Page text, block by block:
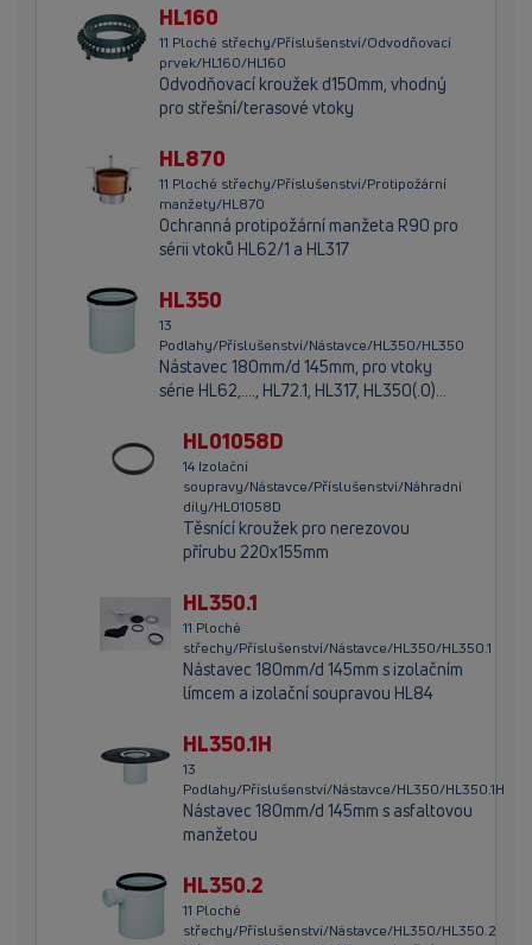
HL160
11 Ploché střechy/Příslušenství/Odvodňovací
prvek/HL160/HL160
Odvodňovací kroužek d150mm, vhodný
pro střešní/terasové vtoky
HL870
11 Ploché střechy/Příslušenství/Protipožární
manžety/HL870
Ochranná protipožární manžeta R90 pro
sérii vtoků HL62/1 a HL317
HL350
13
Podlahy/Příslušenství/Nástavce/HL350/HL350
Nástavec 180mm/d 145mm, pro vtoky
série HL62,...., HL72.1, HL317, HL350(.0)…
HL01058D
14 Izolační
soupravy/Nástavce/Příslušenství/Náhradní
díly/HL01058D
Těsnící kroužek pro nerezovou
přírubu 220x155mm
HL350.1
11 Ploché
střechy/Příslušenství/Nástavce/HL350/HL350.1
Nástavec 180mm/d 145mm s izolačním
límcem a izolační soupravou HL84
HL350.1H
13
Podlahy/Příslušenství/Nástavce/HL350/HL350.1H
Nástavec 180mm/d 145mm s asfaltovou
manžetou
HL350.2
11 Ploché
střechy/Příslušenství/Nástavce/HL350/HL350.2